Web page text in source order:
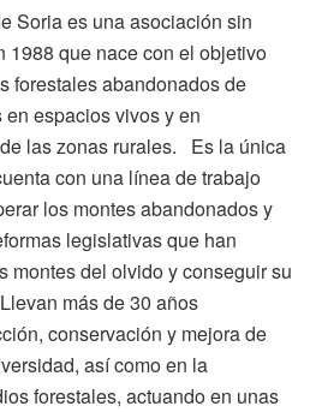
Soria es una asociación sin
1988 que nace con el objetivo
forestales abandonados de
espacios vivos y en
las zonas rurales. Es la única
con una línea de trabajo
los montes abandonados y
legislativas que han
montes del olvido y conseguir su
más de 30 años
conservación y mejora de
así como en la
forestales, actuando en unas